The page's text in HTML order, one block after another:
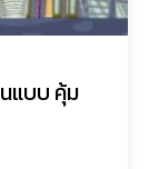
แบบ คุ้ม